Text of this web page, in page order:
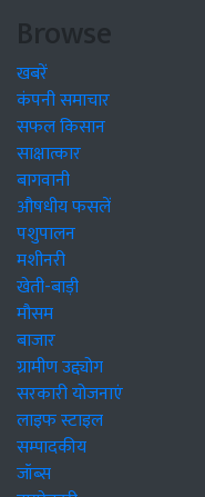
Browse
खबरें
कंपनी समाचार
सफल किसान
साक्षात्कार
बागवानी
औषधीय फसलें
पशुपालन
मशीनरी
खेती-बाड़ी
मौसम
बाजार
ग्रामीण उद्द्योग
सरकारी योजनाएं
लाइफ स्टाइल
सम्पादकीय
जॉब्स